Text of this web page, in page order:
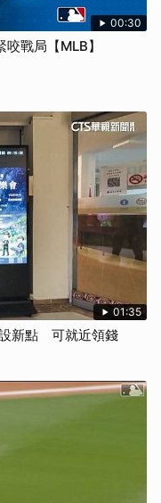
00:30
戰局【MLB】
01:35
新點 可就近領錢